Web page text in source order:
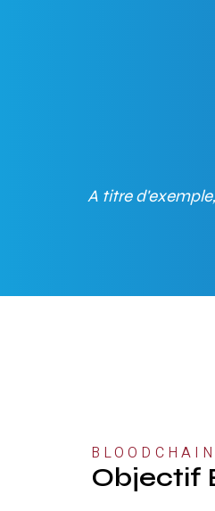
A titre
BLOODCHAIN
Objectif